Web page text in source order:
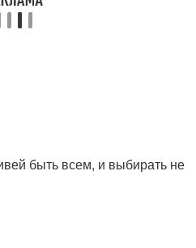
быть всем, и выбирать не